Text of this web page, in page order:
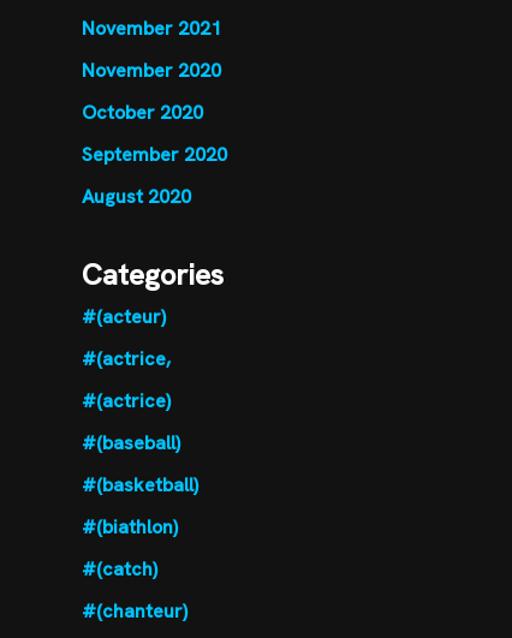
November 2021
November 2020
October 2020
September 2020
August 2020
Categories
#(acteur)
#(actrice,
#(actrice)
#(baseball)
#(basketball)
#(biathlon)
#(catch)
#(chanteur)